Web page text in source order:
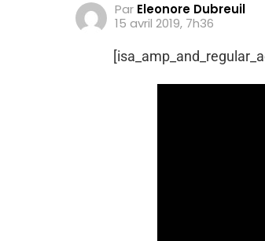
Par Eleonore Dubreuil
15 avril 2019, 7h36